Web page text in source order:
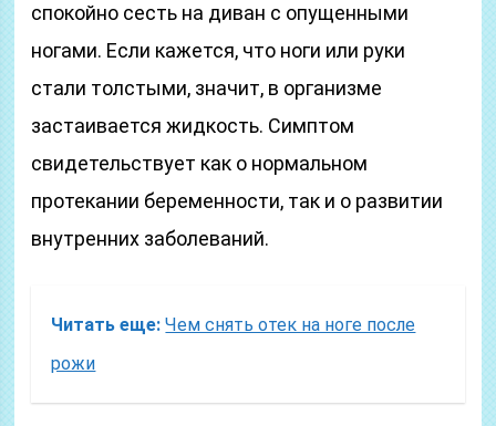
спокойно сесть на диван с опущенными
ногами. Если кажется, что ноги или руки
стали толстыми, значит, в организме
застаивается жидкость. Симптом
свидетельствует как о нормальном
протекании беременности, так и о развитии
внутренних заболеваний.
Читать еще: Чем снять отек на ноге после
рожи